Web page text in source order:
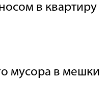
в квартиру
мусора в мешки